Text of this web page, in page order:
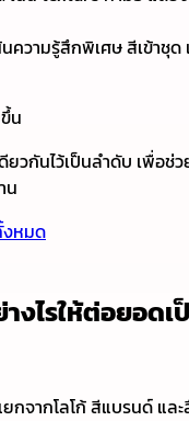
ความรู้สึกพิเศษ สีเข้าชุด
น
ยวกันไว้เป็นลำดับ เพื่อช่
น
งหมด
งไรให้ต่อยอดเ
กจากโลโก้ สีแบรนด์ และ